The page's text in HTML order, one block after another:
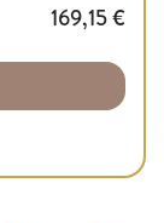
169,15€